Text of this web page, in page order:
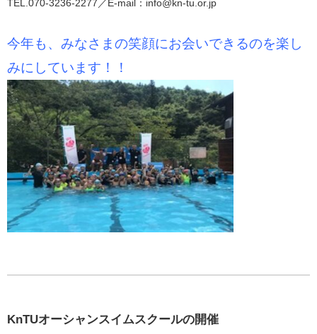
TEL.070-3236-2277／E-mail：info@kn-tu.or.jp
今年も、みなさまの笑顔にお会いできるのを楽し
みにしています！！
KnTUオーシャンスイムスクールの開催